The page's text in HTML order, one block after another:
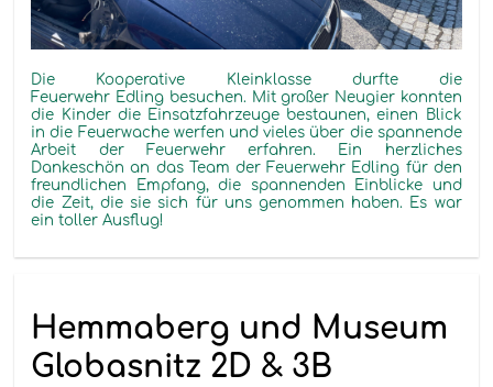
Die Kooperative Kleinklasse durfte
die
Feuerwehr Edling besuchen. Mit großer Neugier konnten
die Kinder die Einsatzfahrzeuge bestaunen, einen Blick
in die Feuerwache werfen und vieles über die spannende
Arbeit der Feuerwehr erfahren.
Ein herzliches
Dankeschön an das Team der Feuerwehr Edling für den
freundlichen Empfang, die spannenden Einblicke und
die Zeit, die sie sich für uns genommen haben. Es war
ein toller Ausflug!
Hemmaberg und Museum
Globasnitz 2D & 3B